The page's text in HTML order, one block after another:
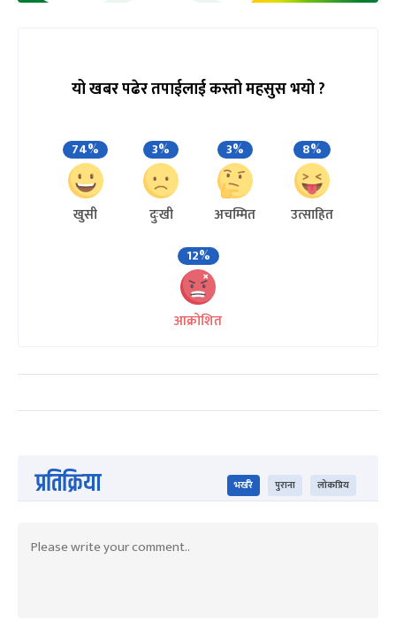
यो खबर पढेर तपाईलाई कस्तो महसुस भयो ?
74%
खुसी
3%
दुःखी
3%
अचम्मित
8%
उत्साहित
12%
आक्रोशित
प्रतिक्रिया भर्खरै पुराना लोकप्रिय